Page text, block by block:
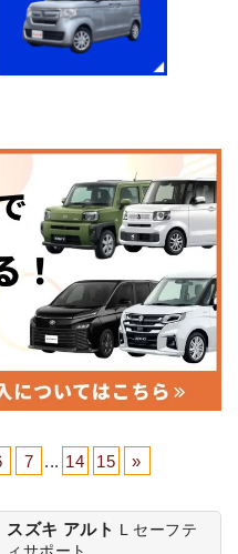
7 ... 14 15 »
スズキ アルト
セーフテ